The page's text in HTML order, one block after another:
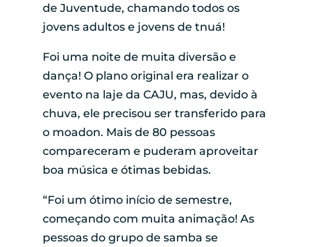
de Juventude, chamando todos os
jovens adultos e jovens de tnuá!
Foi uma noite de muita diversão e
dança! O plano original era realizar o
evento na laje da CAJU, mas, devido à
chuva, ele precisou ser transferido para
o moadon. Mais de 80 pessoas
compareceram e puderam aproveitar
boa música e ótimas bebidas.
“Foi um ótimo início de semestre,
começando com muita animação! As
pessoas do grupo de samba se